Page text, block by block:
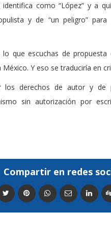
como “López” y a
y de “un peligro”
que escuchas de
Y eso se traduciría en
los derechos de autor y de
sin autorización por
Compartir en redes